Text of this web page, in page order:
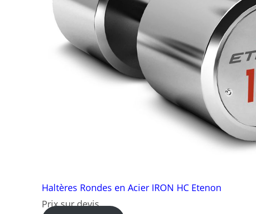
Haltères Rondes en Acier IRON HC Etenon
Prix sur devis